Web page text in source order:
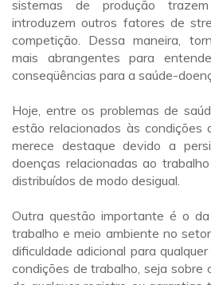
sistemas de produção
introduzem outros fatores de
competição. Dessa maneira,
mais abrangentes para
conseqüências para a saúde-
Hoje, entre os problemas de
estão relacionados às condições
merece destaque devido a
doenças relacionadas ao
distribuídos de modo desigual.
Outra questão importante é o
trabalho e meio ambiente no
dificuldade adicional para
condições de trabalho, seja